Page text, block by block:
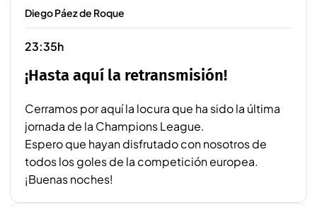
Diego Páez de Roque
23:35h
¡Hasta aquí la retransmisión!
Cerramos por aquí la locura que ha sido la última
jornada de la Champions League.
Espero que hayan disfrutado con nosotros de
todos los goles de la competición europea.
¡Buenas noches!